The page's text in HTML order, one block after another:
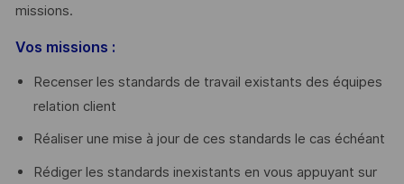
missions.
Vos missions :
Recenser les standards de travail existants des équipes
relation client
Réaliser une mise à jour de ces standards le cas échéant
Rédiger les standards inexistants en vous appuyant sur